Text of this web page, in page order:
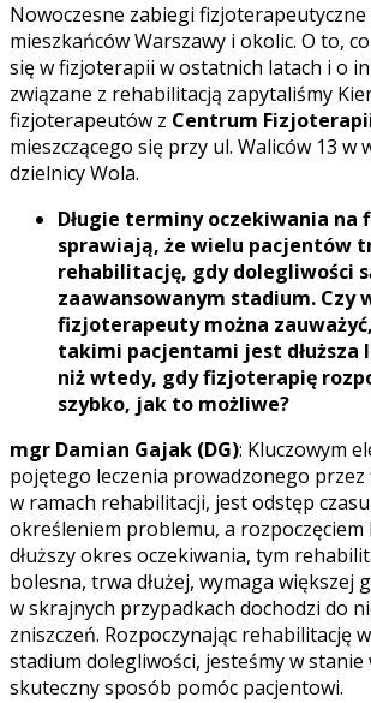
Nowoczesne zabiegi
mieszkańców Warszawy i okolic. O to,
się w fizjoterapii w ostatnich latach i o
związane z rehabilitacją zapytaliśmy
fizjoterapeutów z Centrum Fizjoterapii
mieszczącego się przy ul. Waliców 13 w
dzielnicy Wola.
Długie terminy oczekiwania na
sprawiają, że wielu pacjentów
rehabilitację, gdy dolegliwości
zaawansowanym stadium. Czy
fizjoterapeuty można
takimi pacjentami jest dłuższa
niż wtedy, gdy fizjoterapię
szybko, jak to możliwe?
mgr Damian Gajak (DG): Kluczowym
pojętego leczenia prowadzonego
w ramach rehabilitacji, jest odstęp
określeniem problemu, a rozpoczęciem
dłuższy okres oczekiwania, tym
bolesna, trwa dłużej, wymaga większej
w skrajnych przypadkach dochodzi do
zniszczeń. Rozpoczynając rehabilitację
stadium dolegliwości, jesteśmy w
skuteczny sposób pomóc pacjentowi.